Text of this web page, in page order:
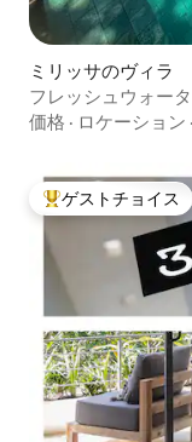
ミリッサのヴィラ
フレッシュウォー
ビーチサイドヴィラ
価格 · ロケーション
大好評のゲストチ
ゲストチョイス